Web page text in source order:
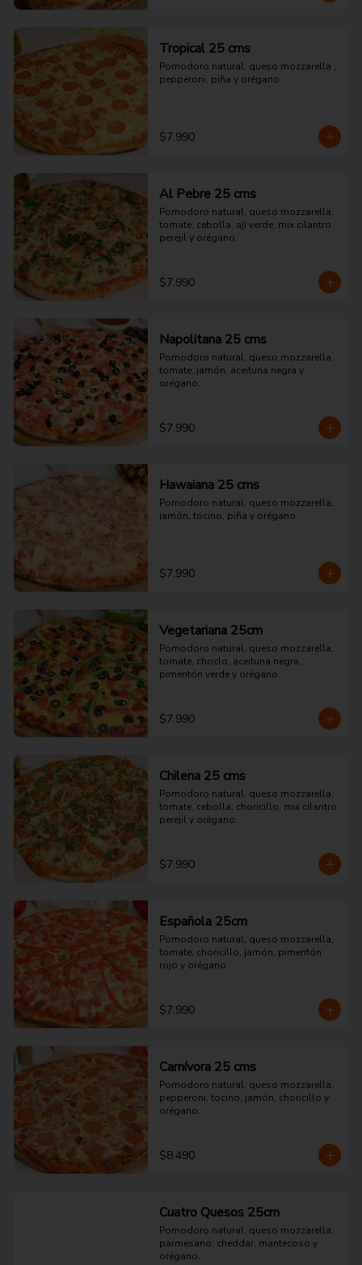
Tropical 25 cms
Pomodoro natural, queso mozzarella ,
pepperoni, piña y orégano.
$7.990
Al Pebre 25 cms
Pomodoro natural, queso mozzarella,
tomate, cebolla, ají verde, mix cilantro
perejil y orégano.
$7.990
Napolitana 25 cms
Pomodoro natural, queso mozzarella,
tomate, jamón, aceituna negra y
orégano.
$7.990
Hawaiana 25 cms
Pomodoro natural, queso mozzarella,
jamón, tocino, piña y orégano.
$7.990
Vegetariana 25cm
Pomodoro natural, queso mozzarella,
tomate, choclo, aceituna negra,
pimentón verde y orégano.
$7.990
Chilena 25 cms
Pomodoro natural, queso mozzarella,
tomate, cebolla, choricillo, mix cilantro
perejil y orégano.
$7.990
Española 25cm
Pomodoro natural, queso mozzarella,
tomate, choricillo, jamón, pimentón
rojo y orégano.
$7.990
Carnívora 25 cms
Pomodoro natural, queso mozzarella,
pepperoni, tocino, jamón, choricillo y
orégano.
$8.490
Cuatro Quesos 25cm
Pomodoro natural, queso mozzarella,
parmesano, cheddar, mantecoso y
orégano.